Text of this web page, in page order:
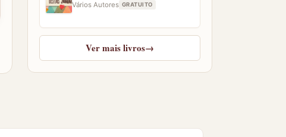
Vários Autores GRATUITO
Ver mais livros→